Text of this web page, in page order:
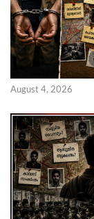
August 4, 2026